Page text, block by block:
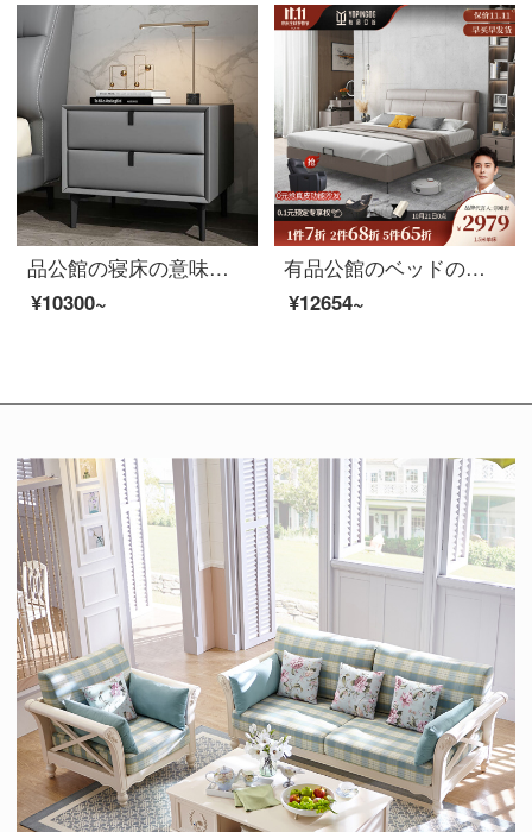
品公館の寝床の意味式の近代的な簡単な北欧の軽奢な金の近代的な寝室の簡易の物置場があります。
¥10300~
有品公館のベッドの意味式はきわめて簡単で、真皮のベッドの近代的な簡単さはダブルベッドの1.5メートルの主な寝台の1.8メートルの軽い豪華さの北欧の皮の芸術のベッドの1.8メートルのシングルベッドはどうしても柔らかいです。
¥12654~